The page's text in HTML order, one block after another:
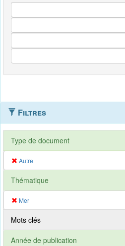
Filtres
Type de document
Autre
Thématique
Mer
Mots clés
Année de publication